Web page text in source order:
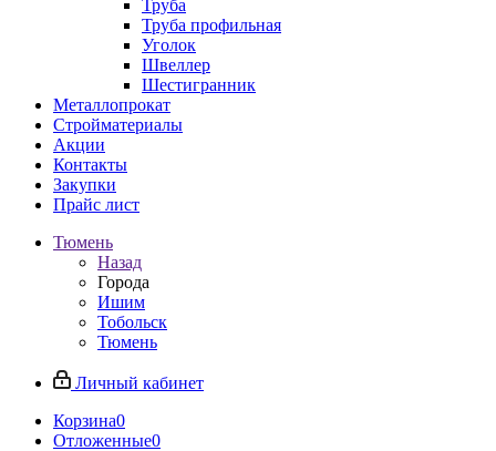
Труба
Труба профильная
Уголок
Швеллер
Шестигранник
Металлопрокат
Стройматериалы
Акции
Контакты
Закупки
Прайс лист
Тюмень
Назад
Города
Ишим
Тобольск
Тюмень
Личный кабинет
Корзина0
Отложенные0